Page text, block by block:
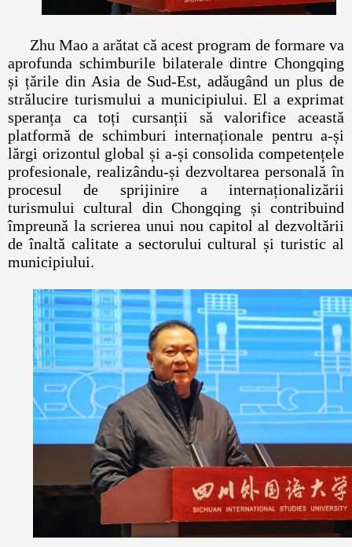
Zhu Mao a arătat că acest program de formare va
aprofunda schimburile bilaterale dintre Chongqing
și țările din Asia de Sud-Est, adăugând un plus de
strălucire turismului a municipiului. El a exprimat
speranța ca toți cursanții să valorifice această
platformă de schimburi internaționale pentru a-și
lărgi orizontul global și a-și consolida competențele
profesionale, realizându-și dezvoltarea personală în
procesul de sprijinire a internaționalizării
turismului cultural din Chongqing și contribuind
împreună la scrierea unui nou capitol al dezvoltării
de înaltă calitate a sectorului cultural și turistic al
municipiului.